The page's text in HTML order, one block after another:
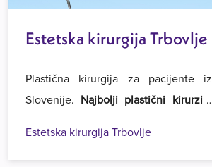
Estetska kirurgija Trbovlje
Plastična kirurgija za pacijente iz
Slovenije. Najbolji plastični kirurzi i
Dobrodošli u Estetsku kirurgiju Royal
u Beogradu.
Estetska kirurgija Trbovlje